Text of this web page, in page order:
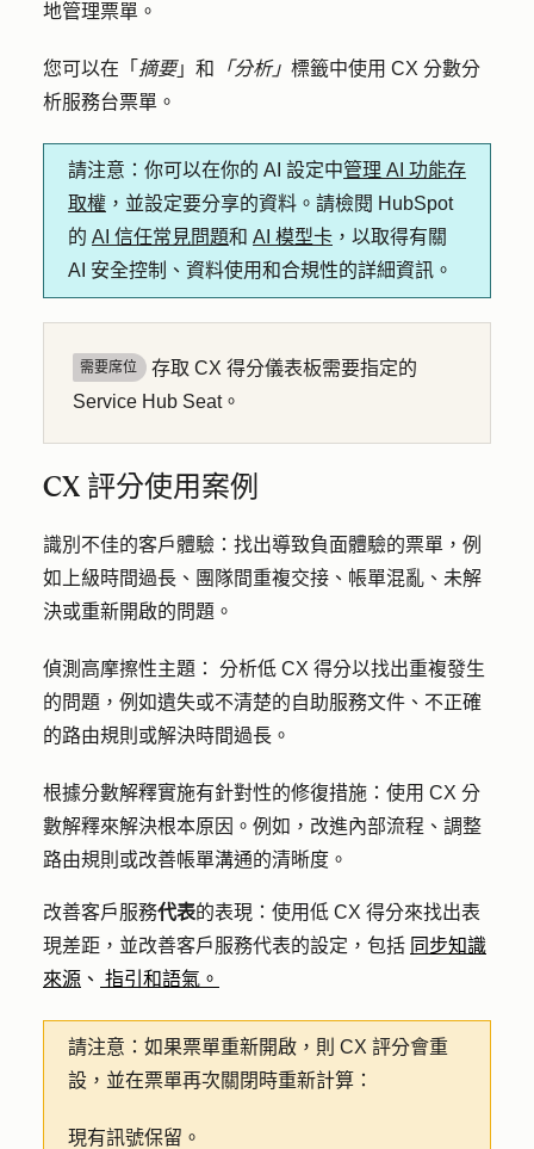
地管理票單。
您可以在「 摘要」和 「分析」 標籤中使用 CX 分數分
析服務台票單。
請注意 ：你可以在你的 AI 設定中管理 AI 功能存
取權 ，並設定要分享的資料。請檢閱 HubSpot
的 AI 信任常見問題和 AI 模型卡 ，以取得有關
AI 安全控制、資料使用和合規性的詳細資訊。
需要席位
存取 CX 得分儀表板需要指定的
Service Hub Seat。
CX 評分使用案例
識別不佳的客戶體驗 ：找出導致負面體驗的票單，例
如上級時間過長、團隊間重複交接、帳單混亂、未解
決或重新開啟的問題。
偵測高摩擦性主題： 分析低 CX 得分以找出重複發生
的問題，例如遺失或不清楚的自助服務文件、不正確
的路由規則或解決時間過長。
根據分數解釋實施有針對性的修復措施 ：使用 CX 分
數解釋來解決根本原因。例如，改進內部流程、調整
路由規則或改善帳單溝通的清晰度。
改善客戶服務代表的表現：使用低 CX 得分來找出表
現差距，並改善客戶服務代表的設定，包括 同步知識
來源 、 指引和語氣。
請注意： 如果票單重新開啟，則 CX 評分會重
設，並在票單再次關閉時重新計算：
現有訊號保留。